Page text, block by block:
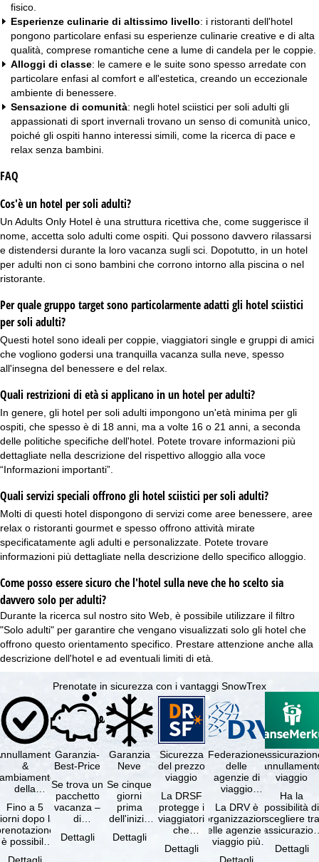
fisico.
Esperienze culinarie di altissimo livello: i ristoranti dell'hotel
pongono particolare enfasi su esperienze culinarie creative e di alta
qualità, comprese romantiche cene a lume di candela per le coppie.
Alloggi di classe: le camere e le suite sono spesso arredate con
particolare enfasi al comfort e all'estetica, creando un eccezionale
ambiente di benessere.
Sensazione di comunità: negli hotel sciistici per soli adulti gli
appassionati di sport invernali trovano un senso di comunità unico,
poiché gli ospiti hanno interessi simili, come la ricerca di pace e
relax senza bambini.
FAQ
Cos'è un hotel per soli adulti?
Un Adults Only Hotel è una struttura ricettiva che, come suggerisce il
nome, accetta solo adulti come ospiti. Qui possono davvero rilassarsi
e distendersi durante la loro vacanza sugli sci. Dopotutto, in un hotel
per adulti non ci sono bambini che corrono intorno alla piscina o nel
ristorante.
Per quale gruppo target sono particolarmente adatti gli hotel sciistici
per soli adulti?
Questi hotel sono ideali per coppie viaggiatori single e gruppi di amici
che vogliono godersi una tranquilla vacanza sulla neve, spesso
all'insegna del benessere e del relax.
Quali restrizioni di età si applicano in un hotel per adulti?
In genere, gli hotel per soli adulti impongono un'età minima per gli
ospiti, che spesso è di 18 anni, ma a volte 16 o 21 anni, a seconda
delle politiche specifiche dell'hotel. Potete trovare informazioni più
dettagliate nella descrizione del rispettivo alloggio alla voce
“Informazioni importanti”.
Quali servizi speciali offrono gli hotel sciistici per soli adulti?
Molti di questi hotel dispongono di servizi come aree benessere, aree
relax o ristoranti gourmet e spesso offrono attività mirate
specificatamente agli adulti e personalizzate. Potete trovare
informazioni più dettagliate nella descrizione dello specifico alloggio.
Come posso essere sicuro che l'hotel sulla neve che ho scelto sia
davvero solo per adulti?
Durante la ricerca sul nostro sito Web, è possibile utilizzare il filtro
"Solo adulti" per garantire che vengano visualizzati solo gli hotel che
offrono questo orientamento specifico. Prestare attenzione anche alla
descrizione dell'hotel e ad eventuali limiti di età.
Prenotate in sicurezza con i vantaggi SnowTrex
&
della
gratuiti
Fino a 5
dopo la
è possibile
Dettagli
Garanzia-
Best-Price
Se trova un
pacchetto
vacanza –
di
e servizi
Dettagli
Garanzia
Neve
Se cinque
giorni
prima
dell'inizio
soggiorno
Dettagli
Sicurezza
del prezzo
viaggio
La DRSF
protegge i
viaggiatori
che
un
Dettagli
Federazione
delle
agenzie di
viaggio
La DRV è
l'organizzazione
delle agenzie di
viaggio più
Dettagli
viaggio
Ha la
possibilità di
scegliere tra
viaggio
Dettagli